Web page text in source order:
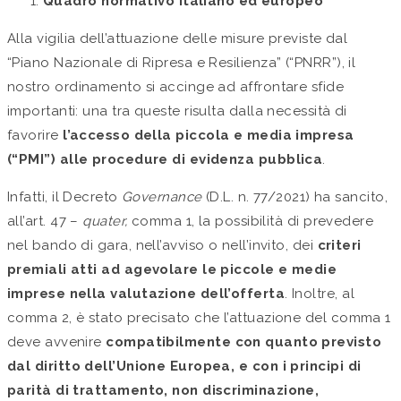
Alla vigilia dell’attuazione delle misure previste dal
“Piano Nazionale di Ripresa e Resilienza” (“PNRR”), il
nostro ordinamento si accinge ad affrontare sfide
importanti: una tra queste risulta dalla necessità di
favorire l’accesso della piccola e media impresa
(“PMI”) alle procedure di evidenza pubblica.
Infatti, il Decreto Governance(D.L. n. 77/2021) ha sancito,
all’art. 47 – quater, comma 1, la possibilità di prevedere
nel bando di gara, nell’avviso o nell’invito, dei criteri
premiali atti ad agevolare le piccole e medie
imprese nella valutazione dell’offerta. Inoltre, al
comma 2, è stato precisato che l’attuazione del comma 1
deve avvenire compatibilmente con quanto previsto
dal diritto dell’Unione Europea, e con i principi di
parità di trattamento, non discriminazione,